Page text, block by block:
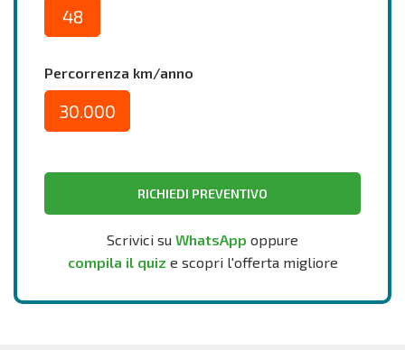
48
Percorrenza km/anno
30.000
RICHIEDI PREVENTIVO
Scrivici su WhatsApp oppure
compila il quiz e scopri l'offerta migliore